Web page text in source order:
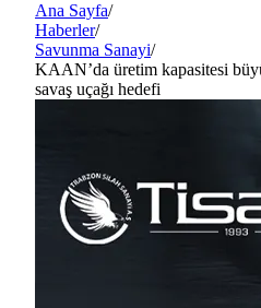
Ana Sayfa/
Haberler/
Savunma Sanayi/
KAAN’da üretim kapasitesi
savaş uçağı hedefi